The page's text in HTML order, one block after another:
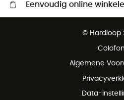
Eenvoudig online
Gratis retourneren binnen 100 dagen
© Hardloop
Colofon
Algemene
Data-